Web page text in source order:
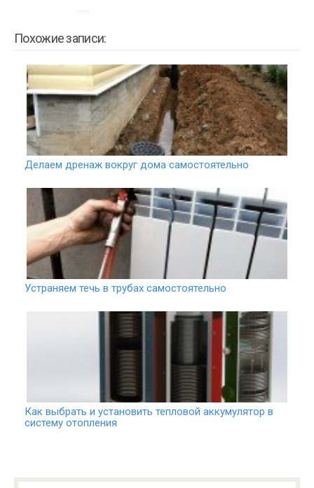
Похожие записи:
Делаем дренаж вокруг дома самостоятельно
Устраняем течь в трубах самостоятельно
Как выбрать и установить тепловой аккумулятор в
систему отопления